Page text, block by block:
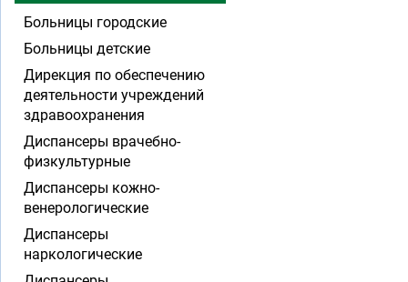
Больницы городские
Больницы детские
Дирекция по обеспечению
деятельности учреждений
здравоохранения
Диспансеры врачебно-
физкультурные
Диспансеры кожно-
венерологические
Диспансеры
наркологические